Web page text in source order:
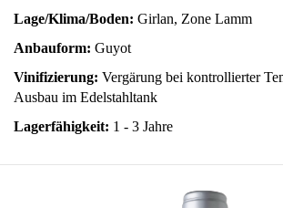
Lage/Klima/Boden: Girlan, Zone Lamm
Anbauform: Guyot
Vinifizierung: Vergärung bei kontrollierter
Ausbau im Edelstahltank
Lagerfähigkeit: 1 - 3 Jahre